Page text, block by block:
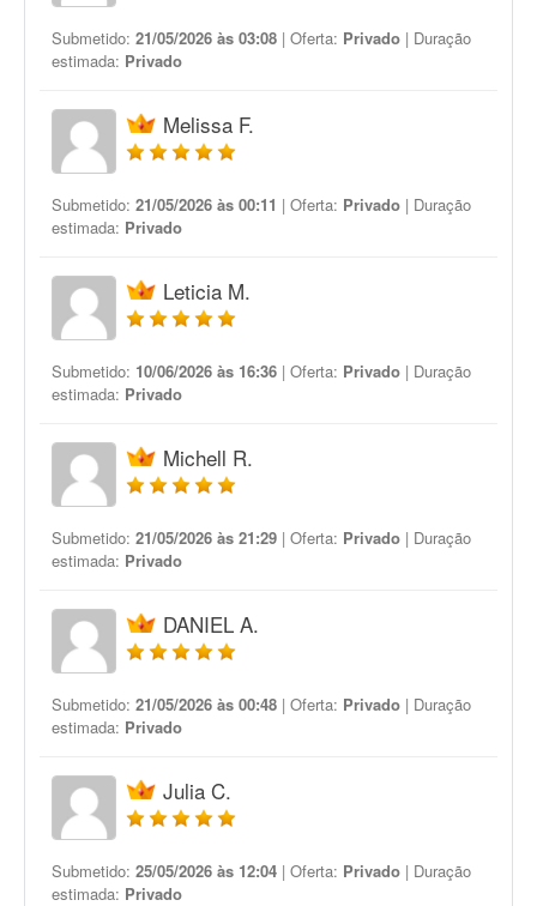
Submetido: 21/05/2026 às 03:08 | Oferta: Privado | Duração
estimada: Privado
Melissa F.
Submetido: 21/05/2026 às 00:11 | Oferta: Privado | Duração
estimada: Privado
Leticia M.
Submetido: 10/06/2026 às 16:36 | Oferta: Privado | Duração
estimada: Privado
Michell R.
Submetido: 21/05/2026 às 21:29 | Oferta: Privado | Duração
estimada: Privado
DANIEL A.
Submetido: 21/05/2026 às 00:48 | Oferta: Privado | Duração
estimada: Privado
Julia C.
Submetido: 25/05/2026 às 12:04 | Oferta: Privado | Duração
estimada: Privado